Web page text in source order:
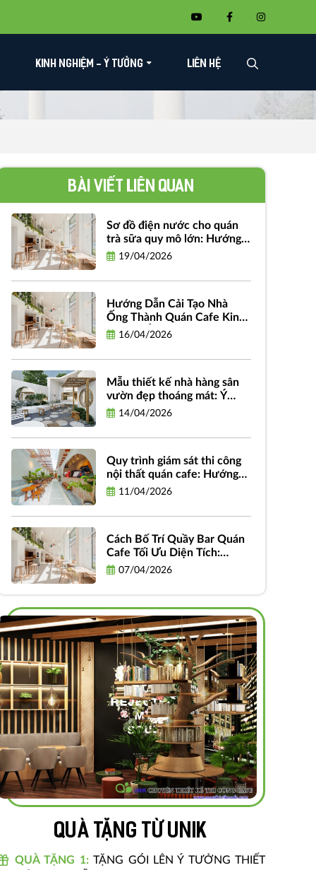
KINH NGHIỆM - Ý TƯỞNG LIÊN HỆ
Bài viết liên quan
Sơ đồ điện nước cho quán
trà sữa quy mô lớn: Hướng
dẫn chi tiết và bản vẽ miễn
19/04/2026
Hướng Dẫn Cải Tạo Nhà
Ống Thành Quán Cafe Kinh
Doanh: Ý Tưởng, Quy Trình
16/04/2026
Mẫu thiết kế nhà hàng sân
vườn đẹp thoáng mát: Ý
tưởng, phong cách và hình
14/04/2026
Quy trình giám sát thi công
nội thất quán cafe: Hướng
dẫn chi tiết từ A-Z dành cho
11/04/2026
Cách Bố Trí Quầy Bar Quán
Cafe Tối Ưu Diện Tích:
Hướng Dẫn Thiết Kế Hiệu
07/04/2026
Quà tặng từ unik
QUÀ TẶNG 1:TẶNG GÓI LÊN Ý TƯỞNG THIẾT